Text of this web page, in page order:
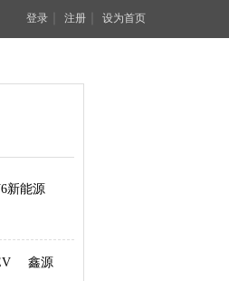
登录 注册 设为首页
新能源
鑫源